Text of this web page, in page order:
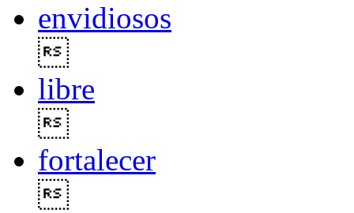
envidiosos
libre
fortalecer